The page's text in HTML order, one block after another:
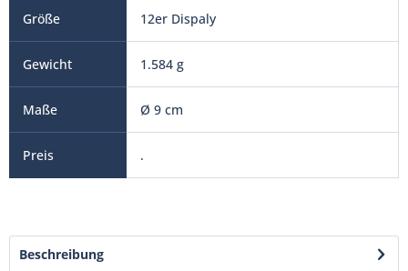
12er Dispaly
1.584 g
Ø 9 cm
.
Beschreibung